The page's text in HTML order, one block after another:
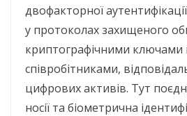
двофакторної
у протоколах захищеного
криптографічними ключами
співробітниками,
цифрових активів. Тут
носії та біометрична